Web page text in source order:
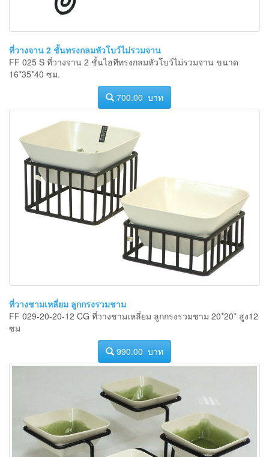
ที่วางจาน 2 ชั้นทรงกลมหัวโบว์ไม่รวมจาน
FF 025 S ที่วางจาน 2 ชั้นไฮทีทรงกลมหัวโบว์ไม่รวมจาน ขนาด
16*35*40 ซม.
700.00 บาท
ที่วางชามเหลี่ยม ลูกกรงรวมชาม
FF 029-20-20-12 CG ที่วางชามเหลี่ยม ลูกกรงรวมชาม 20*20* สูง12
ซม
990.00 บาท